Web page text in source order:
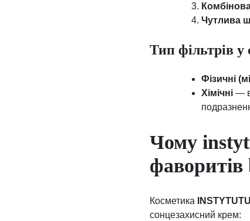
Чутлива
Тип фільтрів у
Фізичні
Хімічні —
Чому
фаворитів
Косметика
сонцезахисний крем: